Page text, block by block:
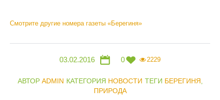
Смотрите другие номера газеты «Берегиня»
03.02.2016 0 2229
АВТОР ADMIN КАТЕГОРИЯ НОВОСТИ ТЕГИ БЕРЕГИНЯ
ПРИРОДА